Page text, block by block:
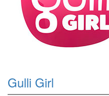
Gulli Girl